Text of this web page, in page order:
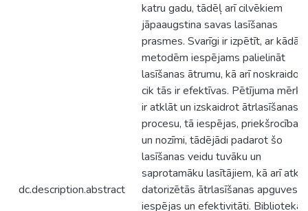
dc.description.abstract
katru gadu, tādēļ arī cilvēkiem
jāpaaugstina savas lasīšanas
prasmes. Svarīgi ir izpētīt, ar kādām
metodēm iespējams palielināt
lasīšanas ātrumu, kā arī noskraidot,
cik tās ir efektīvas. Pētījuma mērķis
ir atklāt un izskaidrot ātrlasīšanas
procesu, tā iespējas, priekšrocības
un nozīmi, tādējādi padarot šo
lasīšanas veidu tuvāku un
saprotamāku lasītājiem, kā arī
datorizētās ātrlasīšanas apguves
iespējas un efektivitāti.